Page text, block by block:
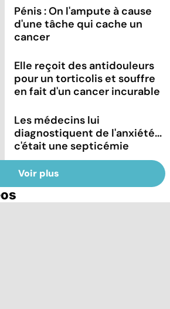
Pénis : On l'ampute à cause
d'une tâche qui cache un
cancer
Elle reçoit des antidouleurs
pour un torticolis et souffre
en fait d'un cancer incurable
Les médecins lui
diagnostiquent de l'anxiété...
c'était une septicémie
Voir plus